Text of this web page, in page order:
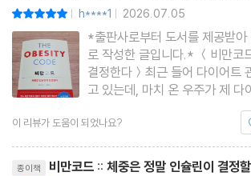
부록 A 일주일 식단 샘플
부록 B 단식 실천 가이드
부록 C 명상과 수면
| h****1 | 2026.07.05
*출판사로부터 도서를 제공받아
로 작성한 글입니다.* ＜비만코
결정한다＞최근 들어 다이어트
고 있는데, 마치 온 우주가 제 다
습니다. 특히 ＜비만코드＞는
과학적으로 설명해주어 무척 유
다 독자가 이해하기 쉽도록 다
해주는데, 그 덕분에 복
이 리뷰가 도움이 되었나요?
종이책 비만코드 :: 체중은 정말 인슐린이 결정